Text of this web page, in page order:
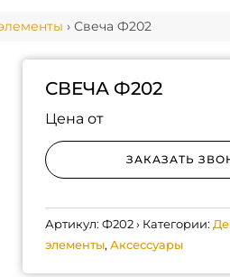
› Свеча Ф202
СВЕЧА Ф202
Цена от
ЗАКАЗАТЬ
Артикул: Ф202 Категории:
элементы, Аксессуары